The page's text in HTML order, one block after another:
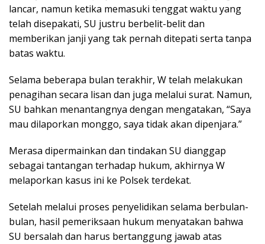
lancar, namun ketika memasuki tenggat waktu yang
telah disepakati, SU justru berbelit-belit dan
memberikan janji yang tak pernah ditepati serta tanpa
batas waktu.
Selama beberapa bulan terakhir, W telah melakukan
penagihan secara lisan dan juga melalui surat. Namun,
SU bahkan menantangnya dengan mengatakan, “Saya
mau dilaporkan monggo, saya tidak akan dipenjara.”
Merasa dipermainkan dan tindakan SU dianggap
sebagai tantangan terhadap hukum, akhirnya W
melaporkan kasus ini ke Polsek terdekat.
Setelah melalui proses penyelidikan selama berbulan-
bulan, hasil pemeriksaan hukum menyatakan bahwa
SU bersalah dan harus bertanggung jawab atas